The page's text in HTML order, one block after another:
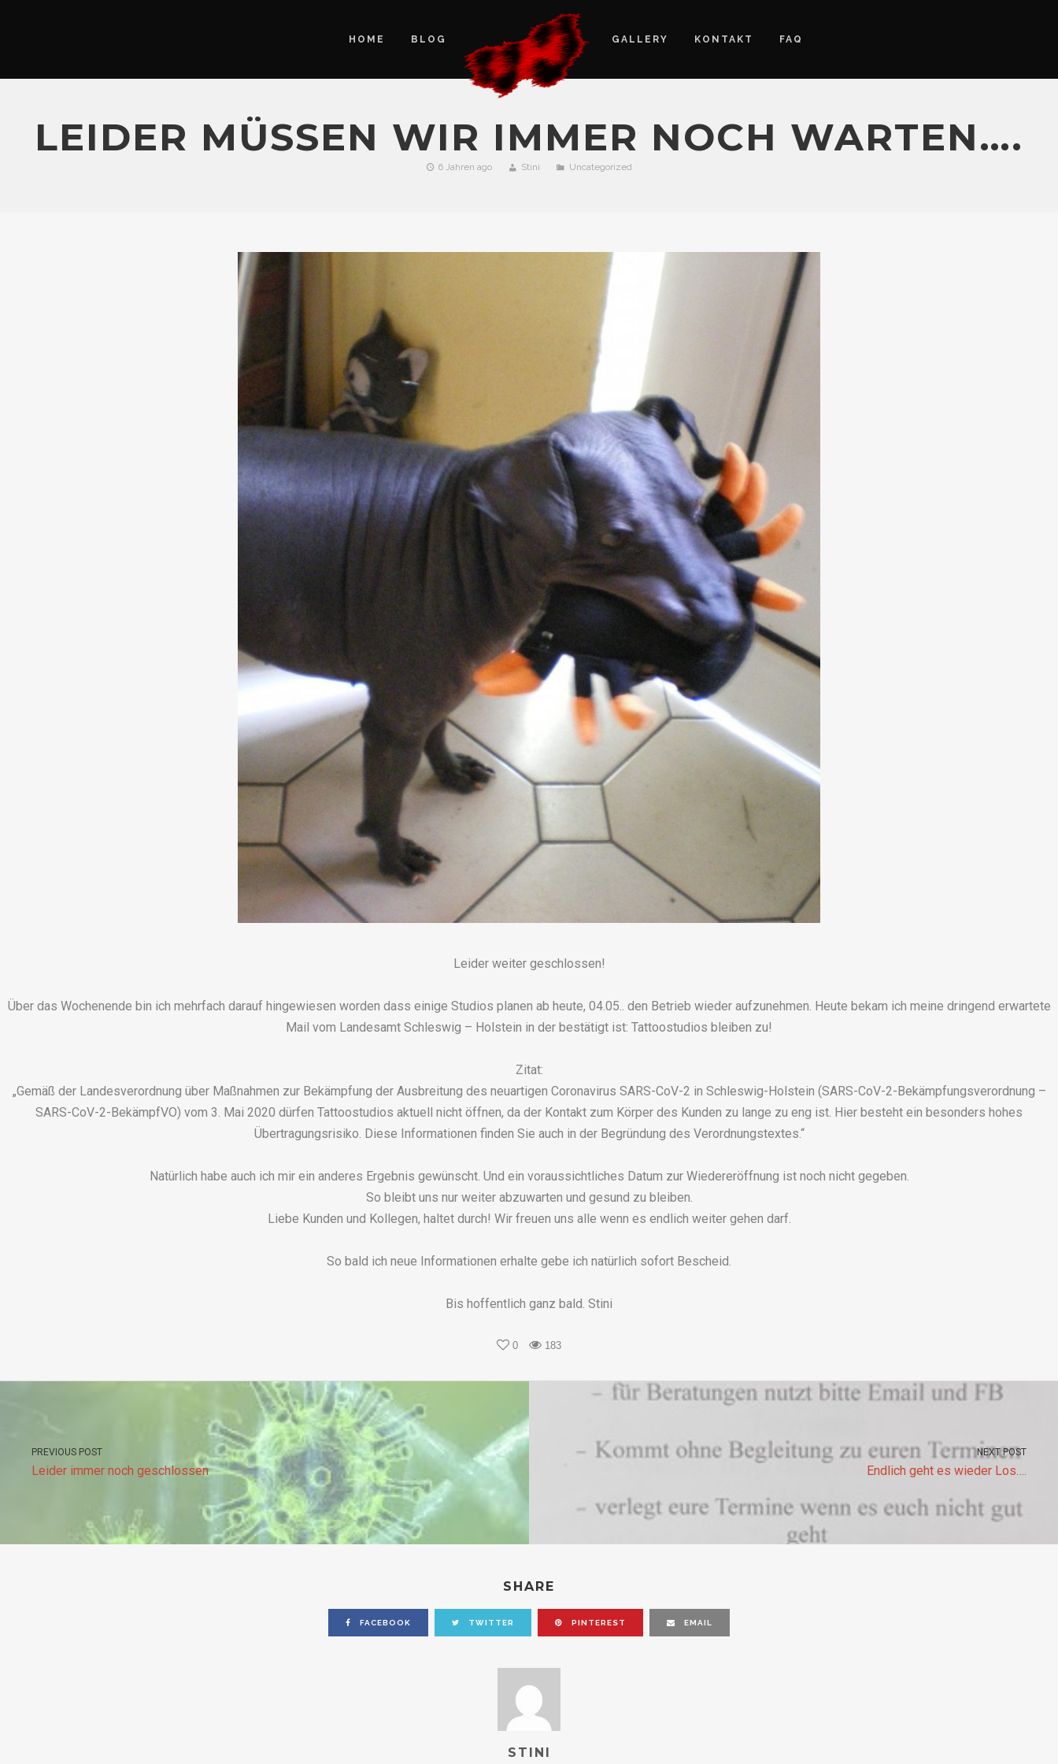
HOME BLOG GALLERY KONTAKT FAQ
LEIDER MÜSSEN WIR IMMER NOCH WARTEN….
6 Jahren ago Stini Uncategorized
Leider weiter geschlossen!
Über das Wochenende bin ich mehrfach darauf hingewiesen worden dass einige Studios planen ab heute, 04.05.. den Betrieb wieder aufzunehmen. Heute bekam ich meine dringend erwartete
Mail vom Landesamt Schleswig – Holstein in der bestätigt ist: Tattoostudios bleiben zu!
Zitat:
„Gemäß der Landesverordnung über Maßnahmen zur Bekämpfung der Ausbreitung des neuartigen Coronavirus SARS-CoV-2 in Schleswig-Holstein (SARS-CoV-2-Bekämpfungsverordnung –
SARS-CoV-2-BekämpfVO) vom 3. Mai 2020 dürfen Tattoostudios aktuell nicht öffnen, da der Kontakt zum Körper des Kunden zu lange zu eng ist. Hier besteht ein besonders hohes
Übertragungsrisiko. Diese Informationen finden Sie auch in der Begründung des Verordnungstextes.“
Natürlich habe auch ich mir ein anderes Ergebnis gewünscht. Und ein voraussichtliches Datum zur Wiedereröffnung ist noch nicht gegeben.
So bleibt uns nur weiter abzuwarten und gesund zu bleiben.
Liebe Kunden und Kollegen, haltet durch! Wir freuen uns alle wenn es endlich weiter gehen darf.
So bald ich neue Informationen erhalte gebe ich natürlich sofort Bescheid.
Bis hoffentlich ganz bald. Stini
0 183
PREVIOUS POST
Leider immer noch geschlossen
NEXT POST
Endlich geht es wieder Los….
SHARE
FACEBOOK TWITTER PINTEREST EMAIL
STINI